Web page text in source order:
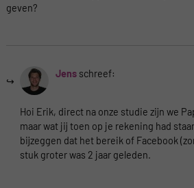
geven?
Jens schreef:
Hoi Erik, direct na onze studie zijn we
maar wat jij toen op je rekening had
bijzeggen dat het bereik of Facebook
stuk groter was 2 jaar geleden.